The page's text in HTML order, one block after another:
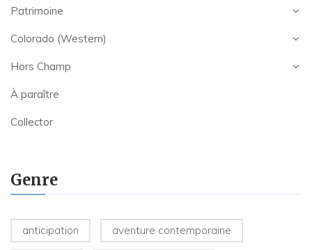
Patrimoine
Colorado (Western)
Hors Champ
À paraître
Collector
Genre
anticipation aventure contemporaine